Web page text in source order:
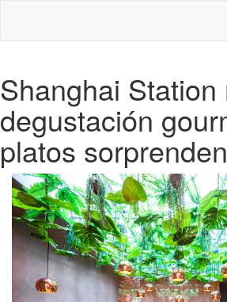
Shanghai Station
degustación
platos